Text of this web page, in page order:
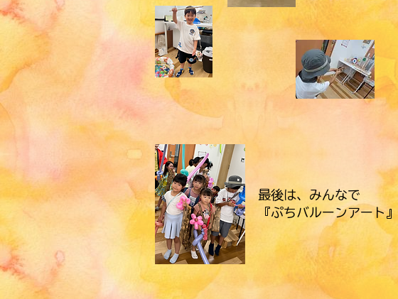
最後は、みんなで
『ぷちバルーンアート』